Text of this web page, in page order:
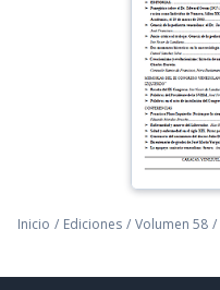
Inicio / Ediciones / Volumen 58 /